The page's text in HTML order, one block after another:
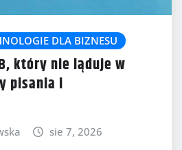
DLA BIZNESU
który nie ląduje w
pisania i
sie 7, 2026